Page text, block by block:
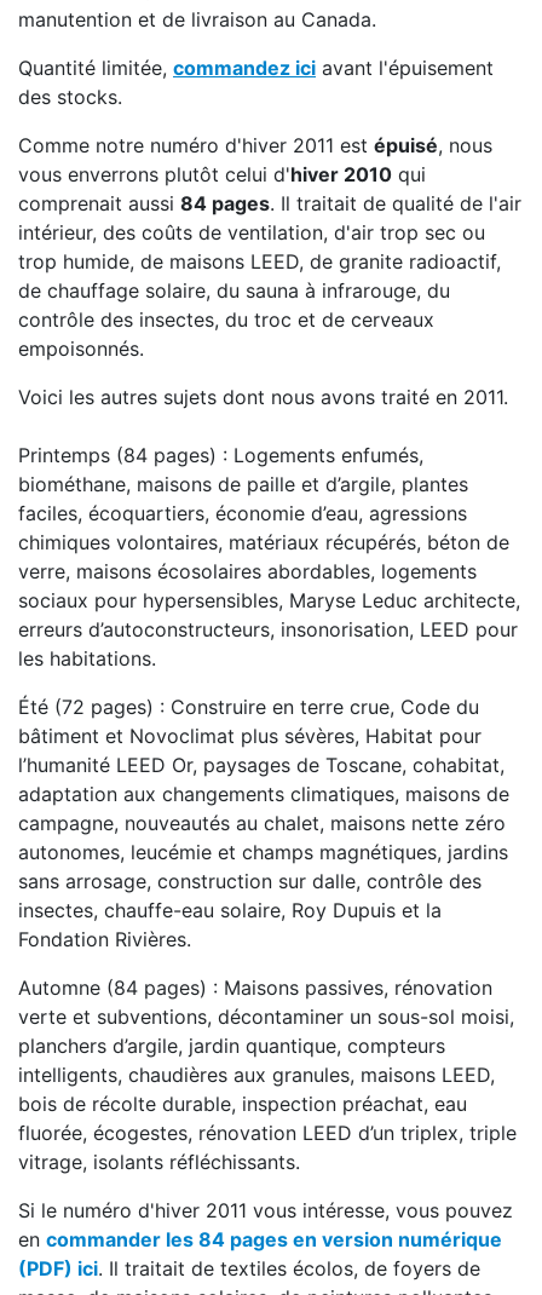
manutention et de livraison au Canada.
Quantité limitée, commandez ici avant l'épuisement
des stocks.
Comme notre numéro d'hiver 2011 est épuisé, nous
vous enverrons plutôt celui d'hiver 2010 qui
comprenait aussi 84 pages. Il traitait de qualité de l'air
intérieur, des coûts de ventilation, d'air trop sec ou
trop humide, de maisons LEED, de granite radioactif,
de chauffage solaire, du sauna à infrarouge, du
contrôle des insectes, du troc et de cerveaux
empoisonnés.
Voici les autres sujets dont nous avons traité en 2011.
Printemps (84 pages) : Logements enfumés,
biométhane, maisons de paille et d’argile, plantes
faciles, écoquartiers, économie d’eau, agressions
chimiques volontaires, matériaux récupérés, béton de
verre, maisons écosolaires abordables, logements
sociaux pour hypersensibles, Maryse Leduc architecte,
erreurs d’autoconstructeurs, insonorisation, LEED pour
les habitations.
Été (72 pages) : Construire en terre crue, Code du
bâtiment et Novoclimat plus sévères, Habitat pour
l’humanité LEED Or, paysages de Toscane, cohabitat,
adaptation aux changements climatiques, maisons de
campagne, nouveautés au chalet, maisons nette zéro
autonomes, leucémie et champs magnétiques, jardins
sans arrosage, construction sur dalle, contrôle des
insectes, chauffe-eau solaire, Roy Dupuis et la
Fondation Rivières.
Automne (84 pages) : Maisons passives, rénovation
verte et subventions, décontaminer un sous-sol moisi,
planchers d’argile, jardin quantique, compteurs
intelligents, chaudières aux granules, maisons LEED,
bois de récolte durable, inspection préachat, eau
fluorée, écogestes, rénovation LEED d’un triplex, triple
vitrage, isolants réfléchissants.
Si le numéro d'hiver 2011 vous intéresse, vous pouvez
en commander les 84 pages en version numérique
(PDF) ici. Il traitait de textiles écolos, de foyers de